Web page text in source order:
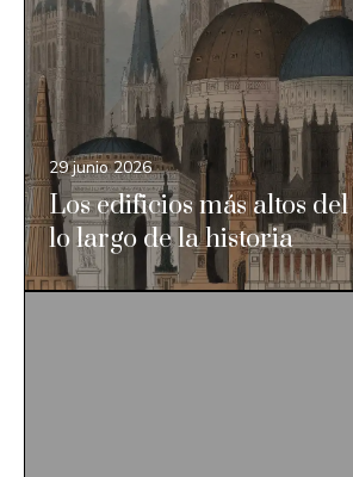
29 junio 2026
Los edificios más altos
lo largo de la historia